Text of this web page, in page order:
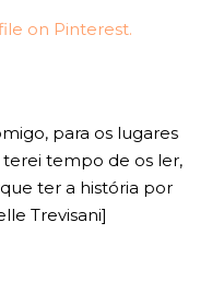
on Pinterest.
para os lugares
terei tempo de os ler,
ter a história por
Trevisani]